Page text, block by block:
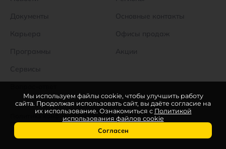
Политика конфиденциальности
Политика использования файлов cookie
Согласие на обработку персональных данных
Документы
Карьера
Программы
Сервисы
Основные контакты
Офисы продаж
Акции
Мы используем файлы cookie, чтобы улучшить работу
сайта. Продолжая использовать сайт, вы даёте согласие на
их использование. Ознакомиться с Политикой
использования файлов cookie
Согласен